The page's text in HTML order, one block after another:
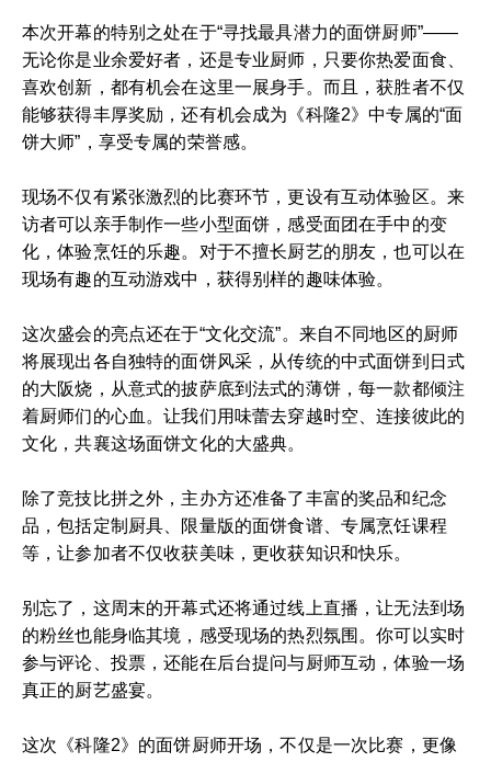
本次开幕的特别之处在于“寻找最具潜力的面饼厨师”——
无论你是业余爱好者，还是专业厨师，只要你热爱面食、
喜欢创新，都有机会在这里一展身手。而且，获胜者不仅
能够获得丰厚奖励，还有机会成为《科隆2》中专属的“面
饼大师”，享受专属的荣誉感。
现场不仅有紧张激烈的比赛环节，更设有互动体验区。来
访者可以亲手制作一些小型面饼，感受面团在手中的变
化，体验烹饪的乐趣。对于不擅长厨艺的朋友，也可以在
现场有趣的互动游戏中，获得别样的趣味体验。
这次盛会的亮点还在于“文化交流”。来自不同地区的厨师
将展现出各自独特的面饼风采，从传统的中式面饼到日式
的大阪烧，从意式的披萨底到法式的薄饼，每一款都倾注
着厨师们的心血。让我们用味蕾去穿越时空、连接彼此的
文化，共襄这场面饼文化的大盛典。
除了竞技比拼之外，主办方还准备了丰富的奖品和纪念
品，包括定制厨具、限量版的面饼食谱、专属烹饪课程
等，让参加者不仅收获美味，更收获知识和快乐。
别忘了，这周末的开幕式还将通过线上直播，让无法到场
的粉丝也能身临其境，感受现场的热烈氛围。你可以实时
参与评论、投票，还能在后台提问与厨师互动，体验一场
真正的厨艺盛宴。
这次《科隆2》的面饼厨师开场，不仅是一次比赛，更像